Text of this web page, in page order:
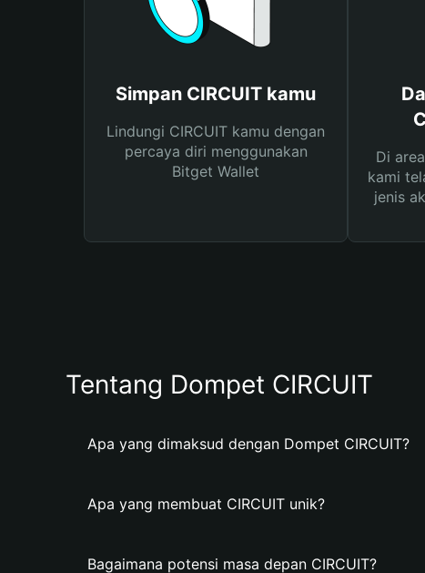
Simpan CIRCUIT kamu
Lindungi CIRCUIT kamu dengan
percaya diri menggunakan
Bitget Wallet
Di
kami
jenis
Tentang Dompet CIRCUIT
Apa yang dimaksud dengan Dompet CIRCUIT?
Apa yang membuat CIRCUIT unik?
Bagaimana potensi masa depan CIRCUIT?